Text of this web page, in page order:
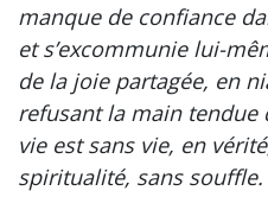
manque de confiance
et s’excommunie lui-
de la joie partagée, en
refusant la main tendue
vie est sans vie, en
spiritualité, sans